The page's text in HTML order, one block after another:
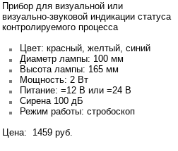
Прибор для визуальной или
визуально-звуковой индикации статуса
контролируемого процесса
Цвет: красный, желтый, синий
Диаметр лампы: 100 мм
Высота лампы: 165 мм
Мощность: 2 Вт
Питание: =12 В или =24 В
Сирена 100 дБ
Режим работы: стробоскоп
Цена: 1459 руб.